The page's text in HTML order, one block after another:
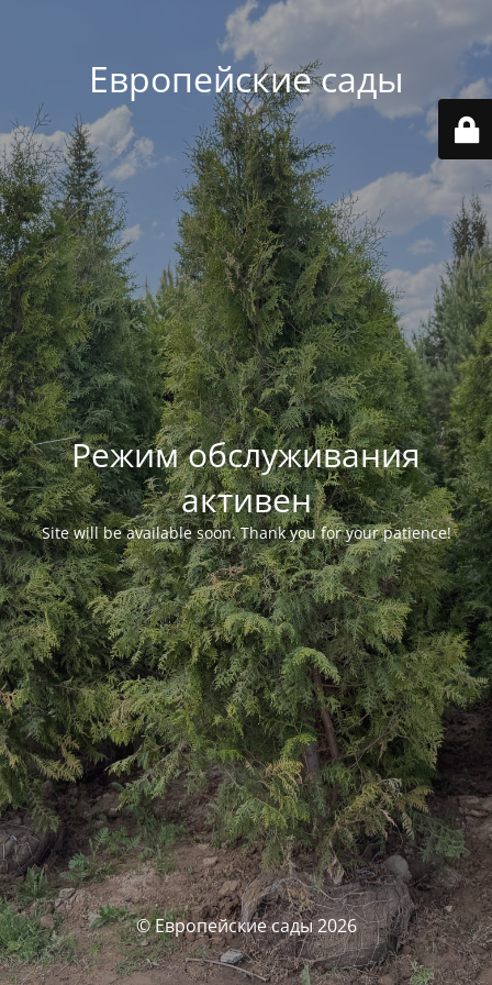
Европейские сады
Режим обслуживания
активен
Site will be available soon. Thank you for your patience!
© Европейские сады 2026